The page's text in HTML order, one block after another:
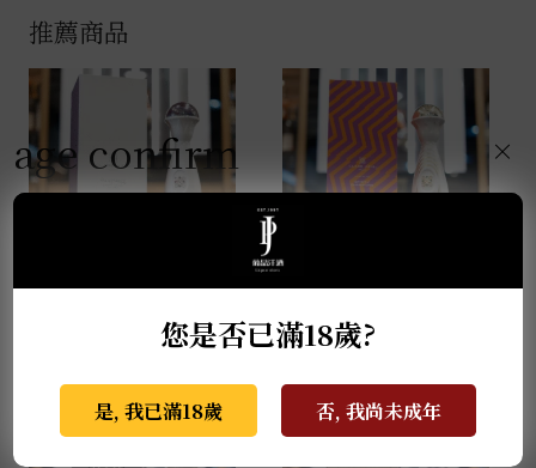
推薦商品
限量版 Colores 1L
界盃限量版 1L
age confirm
您是否已滿18歲?
是, 我已滿18歲 否, 我尚未成年
×